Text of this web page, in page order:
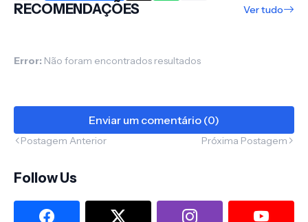
RECOMENDAÇÕES Ver tudo
Error: Não foram encontrados resultados
Enviar um comentário (0)
Postagem Anterior Próxima Postagem
Follow Us